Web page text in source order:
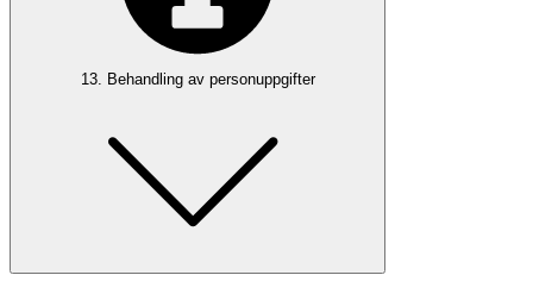
13. Behandling av personuppgifter